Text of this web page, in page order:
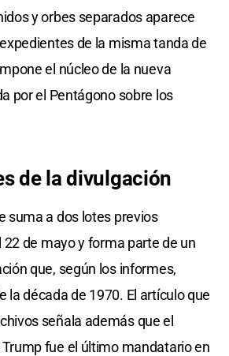
y orbes separados aparece
de la misma tanda de
el núcleo de la nueva
por el Pentágono sobre los
de la divulgación
suma a dos lotes previos
22 de mayo y forma parte de un
que, según los informes,
la década de 1970. El artículo que
señala además que el
fue el último mandatario en